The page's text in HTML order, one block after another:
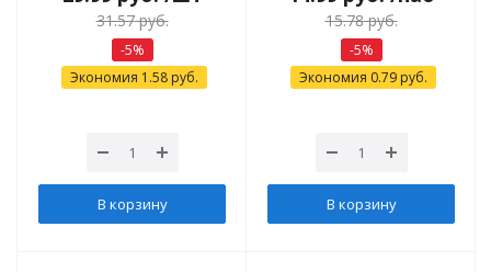
31.57руб.
-5%
Экономия 1.58руб.
В корзину
15.78руб.
-5%
Экономия 0.79руб.
В корзину